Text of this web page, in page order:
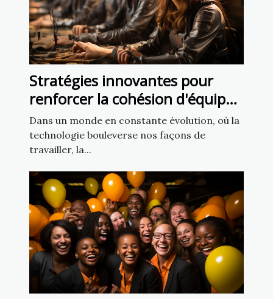
Stratégies innovantes pour
renforcer la cohésion d'équipe
via la réalité virtuelle
Dans un monde en constante évolution, où la
technologie bouleverse nos façons de
travailler, la...